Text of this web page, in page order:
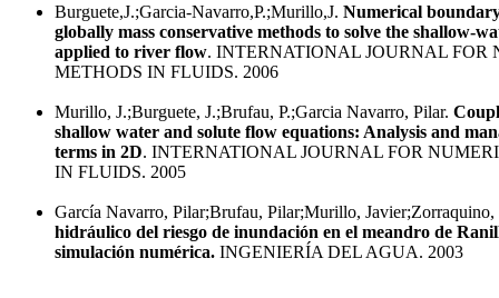
Burguete,J.;Garcia-Navarro,P.;Murillo,J. Numerical
globally mass conservative methods to solve the shallow-
applied to river flow. INTERNATIONAL JOURNAL FOR
METHODS IN FLUIDS. 2006
Murillo, J.;Burguete, J.;Brufau, P.;Garcia Navarro, Pilar.
shallow water and solute flow equations: Analysis and
terms in 2D. INTERNATIONAL JOURNAL FOR
IN FLUIDS. 2005
García Navarro, Pilar;Brufau, Pilar;Murillo,
hidráulico del riesgo de inundación en el meandro de
simulación numérica. INGENIERÍA DEL AGUA. 2003